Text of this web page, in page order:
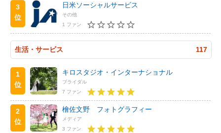
3
位
日米ソーシャルサービス
その他
1 ファン
生活・サービス 117
1
位
キロスタジオ・インターナショナル
ブライダル
7 ファン
2
位
檜佐文野 フォトグラフィー
メディア
3 ファン